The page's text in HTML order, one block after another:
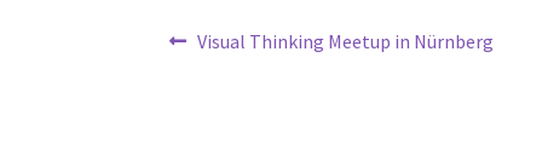
Beitragsnavigation
Vorheriger
Visual Thinking Meetup in Nürnberg